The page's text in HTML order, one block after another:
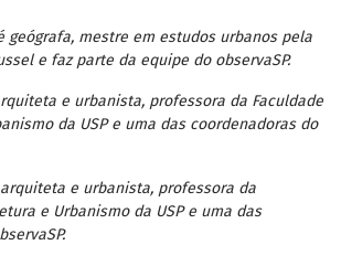
geógrafa, mestre em estudos urbanos pela
e faz parte da equipe do observaSP.
e urbanista, professora da Faculdade
da USP e uma das coordenadoras do
e urbanista, professora da
e Urbanismo da USP e uma das